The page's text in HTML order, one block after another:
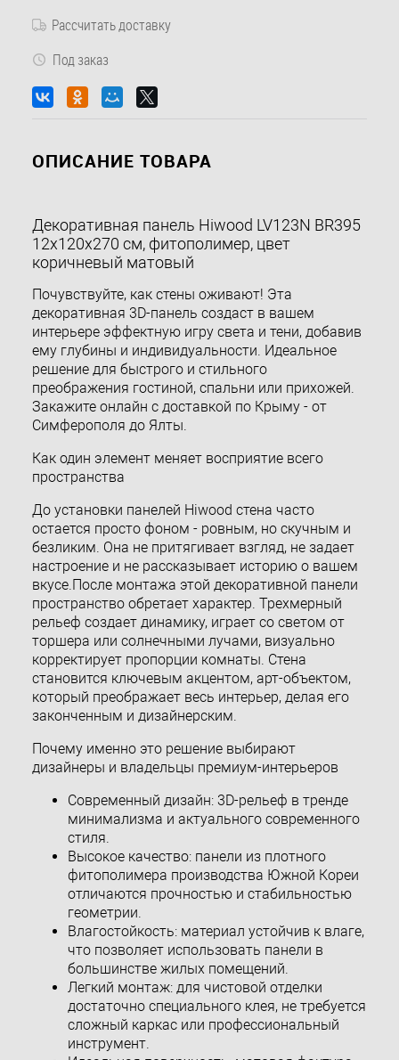
Рассчитать доставку
Под заказ
ОПИСАНИЕ ТОВАРА
Декоративная панель Hiwood LV123N BR395
12х120х270 см, фитополимер, цвет
коричневый матовый
Почувствуйте, как стены оживают! Эта
декоративная 3D-панель создаст в вашем
интерьере эффектную игру света и тени, добавив
ему глубины и индивидуальности. Идеальное
решение для быстрого и стильного
преображения гостиной, спальни или прихожей.
Закажите онлайн с доставкой по Крыму - от
Симферополя до Ялты.
Как один элемент меняет восприятие всего
пространства
До установки панелей Hiwood стена часто
остается просто фоном - ровным, но скучным и
безликим. Она не притягивает взгляд, не задает
настроение и не рассказывает историю о вашем
вкусе.После монтажа этой декоративной панели
пространство обретает характер. Трехмерный
рельеф создает динамику, играет со светом от
торшера или солнечными лучами, визуально
корректирует пропорции комнаты. Стена
становится ключевым акцентом, арт-объектом,
который преображает весь интерьер, делая его
законченным и дизайнерским.
Почему именно это решение выбирают
дизайнеры и владельцы премиум-интерьеров
Современный дизайн: 3D-рельеф в тренде
минимализма и актуального современного
стиля.
Высокое качество: панели из плотного
фитополимера производства Южной Кореи
отличаются прочностью и стабильностью
геометрии.
Влагостойкость: материал устойчив к влаге,
что позволяет использовать панели в
большинстве жилых помещений.
Легкий монтаж: для чистовой отделки
достаточно специального клея, не требуется
сложный каркас или профессиональный
инструмент.